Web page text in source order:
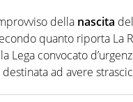
della nascita
quanto riporta La
Lega convocato
destinata ad avere